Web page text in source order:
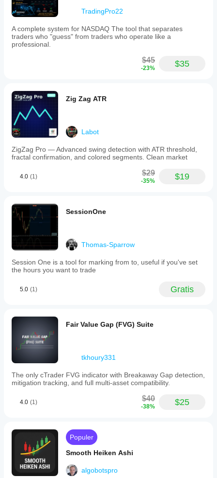
toggle
to
the
chart.
SmartZig
break
of
structure
(BOS),
liquidity
sweeps
and
change
of
(CHOCH),
support/resistance
analysis.
It
provides
a
visual
for
technical
read
more
confirm
liquidity
based
open-
close
A
for
user
guidance.
Profil indikator
TradingPro22
A complete system for NASDAQ The tool that separates
traders who "guess" from traders who operate like a
professional.
$45
-23% $35
Zig Zag ATR
Labot
ZigZag Pro — Advanced swing detection with ATR threshold,
fractal confirmation, and colored segments. Clean market
4.0 (1) $29
-35% $19
SessionOne
Thomas-Sparrow
Session One is a tool for marking from to, useful if you've set
the hours you want to trade
5.0 (1) Gratis
Fair Value Gap (FVG) Suite
tkhoury331
The only cTrader FVG indicator with Breakaway Gap detection,
mitigation tracking, and full multi-asset compatibility.
4.0 (1) $40
-38% $25
Populer
Smooth Heiken Ashi
algobotspro